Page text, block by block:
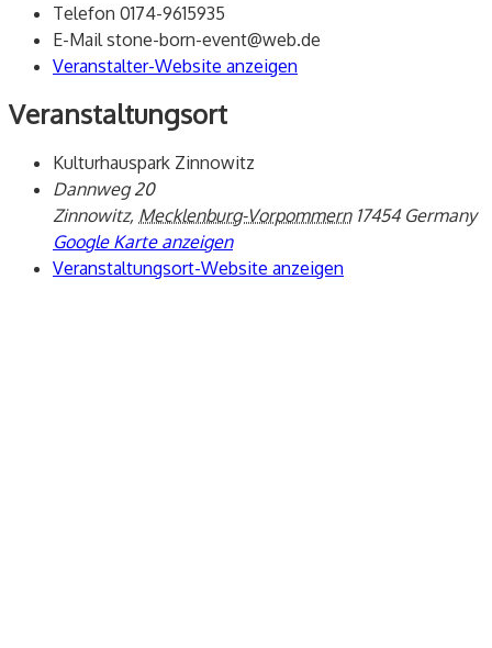
Telefon 0174-9615935
E-Mailstone-born-event@web.de
Veranstalter-Website anzeigen
Veranstaltungsort
Kulturhauspark Zinnowitz
Dannweg 20
Zinnowitz, Mecklenburg-Vorpommern 17454 Germany
Google Karte anzeigen
Veranstaltungsort-Website anzeigen